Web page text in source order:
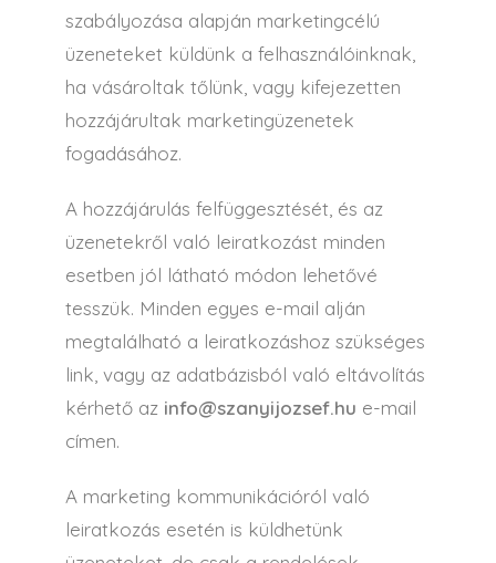
szabályozása alapján marketingcélú
üzeneteket küldünk a felhasználóinknak,
ha vásároltak tőlünk, vagy kifejezetten
hozzájárultak marketingüzenetek
fogadásához.
A hozzájárulás felfüggesztését, és az
üzenetekről való leiratkozást minden
esetben jól látható módon lehetővé
tesszük. Minden egyes e-mail alján
megtalálható a leiratkozáshoz szükséges
link, vagy az adatbázisból való eltávolítás
kérhető az info@szanyijozsef.hu e-mail
címen.
A marketing kommunikációról való
leiratkozás esetén is küldhetünk